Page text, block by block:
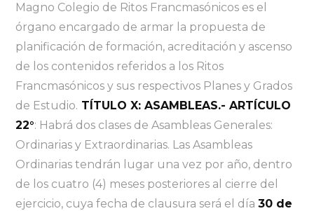
Magno Colegio de Ritos Francmasónicos es el
órgano encargado de armar la propuesta de
planificación de formación, acreditación y ascenso
de los contenidos referidos a los Ritos
Francmasónicos y sus respectivos Planes y Grados
de Estudio. TÍTULO X: ASAMBLEAS.- ARTÍCULO
22°: Habrá dos clases de Asambleas Generales:
Ordinarias y Extraordinarias. Las Asambleas
Ordinarias tendrán lugar una vez por año, dentro
de los cuatro (4) meses posteriores al cierre del
ejercicio, cuya fecha de clausura será el día30 de